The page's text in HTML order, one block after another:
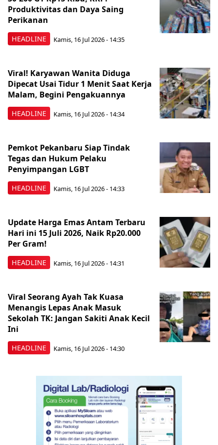
HEADLINE
Produktivitas dan Daya Saing
Perikanan
Kamis, 16 Jul 2026 - 14:35
HEADLINE
Viral! Karyawan Wanita Diduga
Dipecat Usai Tidur 1 Menit Saat Kerja
Malam, Begini Pengakuannya
Kamis, 16 Jul 2026 - 14:34
HEADLINE
Pemkot Pekanbaru Siap Tindak
Tegas dan Hukum Pelaku
Penyimpangan LGBT
Kamis, 16 Jul 2026 - 14:33
HEADLINE
Update Harga Emas Antam Terbaru
Hari ini 15 Juli 2026, Naik Rp20.000
Per Gram!
Kamis, 16 Jul 2026 - 14:31
HEADLINE
Viral Seorang Ayah Tak Kuasa
Menangis Lepas Anak Masuk
Sekolah TK: Jangan Sakiti Anak Kecil
Ini
Kamis, 16 Jul 2026 - 14:30